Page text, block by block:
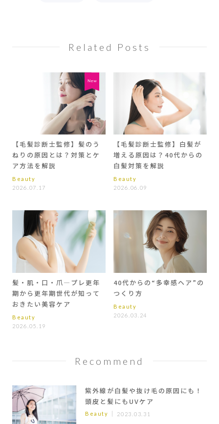
Recommend
紫外線が白髪や抜け毛の原因にも！
頭皮と髪にもUVケア
Beauty 2023.03.31
Related Posts
【毛髪診断士監修】髪のう
ねりの原因とは？対策とケ
ア方法を解説
Beauty
2026.07.17
【毛髪診断士監修】白髪が
増える原因は？40代からの
白髪対策を解説
Beauty
2026.06.09
髪・肌・口・爪―プレ更年
期から更年期世代が知って
おきたい美容ケア
Beauty
2026.05.19
40代からの“多幸感ヘア”の
つくり方
Beauty
2026.03.24